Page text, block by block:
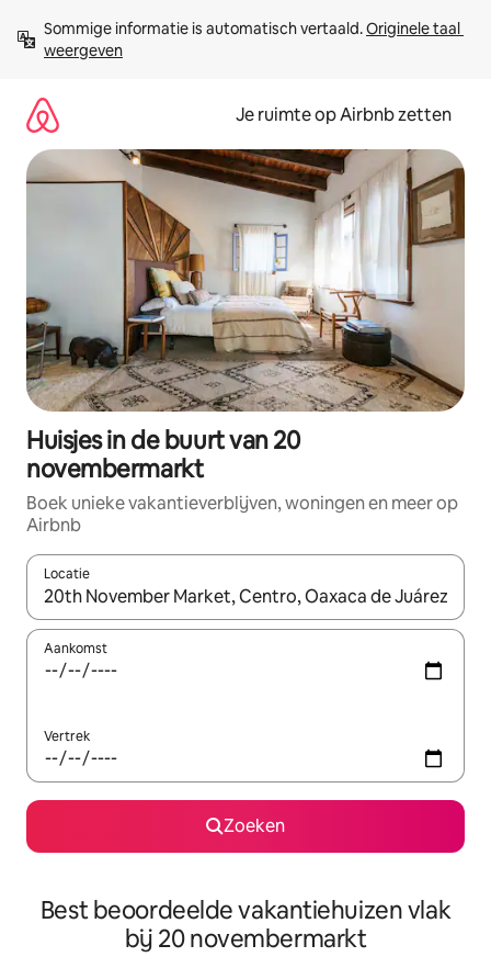
direct
naar
Sommige informatie is automatisch vertaald. Originele taal
weergeven
Je ruimte op Airbnb zetten
Huisjes in de buurt van 20
novembermarkt
Boek unieke vakantieverblijven, woningen en meer op
Airbnb
Locatie
Wanneer er suggesties beschikbaar zijn, maak je een keuze
Aankomst
Vertrek
Zoeken
Best beoordeelde vakantiehuizen vlak
bij 20 novembermarkt